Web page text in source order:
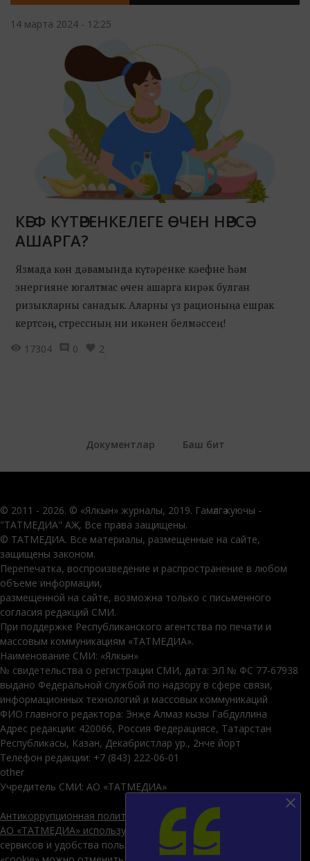
14 марта 2024 - 12:25
КӘЕФ КҮТӘРЕНКЕЛЕГЕ ӨЧЕН НӘРСӘ
АШАРГА?
Язмада көн дәвамында күтәренке кәефне һәм
энергияне югалтмас өчен ашарга кирәк булган
ризыкларны санадык. Аларны үз рационыңа ешрак
кертсәң, стрессның ни икәнен белмәссең!
17304
0 2
Документлар Баш бит
© 2011 - 2026. © «Ялкын» журналы, 2019. Гамәлгә куючы -
"ТАТМЕДИА" АҖ. Все права защищены.
© ТАТМЕДИА. Все материалы, размещенные на сайте,
защищены законом.
Перепечатка, воспроизведение и распространение в любом
объеме информации,
размещенной на сайте, возможна только с письменного
согласия редакций СМИ.
При поддержке Республиканского агентства по печати и
массовым коммуникациям «ТАТМЕДИА».
Наименование СМИ: «Ялкын»
№ свидетельства о регистрации СМИ, дата: ЭЛ № ФС 77-67938
выдано Федеральной службой по надзору в сфере связи,
информационных технологий и массовых коммуникаций
ФИО главного редактора: Энҗе Алмаз кызы Габдуллина
Адрес редакции: 420066, Россия Федерациясе, Татарстан
Республикасы, Казан, Декабристлар ур., 2нче йорт
Телефон редакции: +7 (843) 222-06-01
other
Учредитель СМИ: АО «ТАТМЕДИА»
Антикоррупционная политика
АО «ТАТМЕДИА» использует «cookie»для персонализации
сервисов и удобства пользователей сайтом. Использование